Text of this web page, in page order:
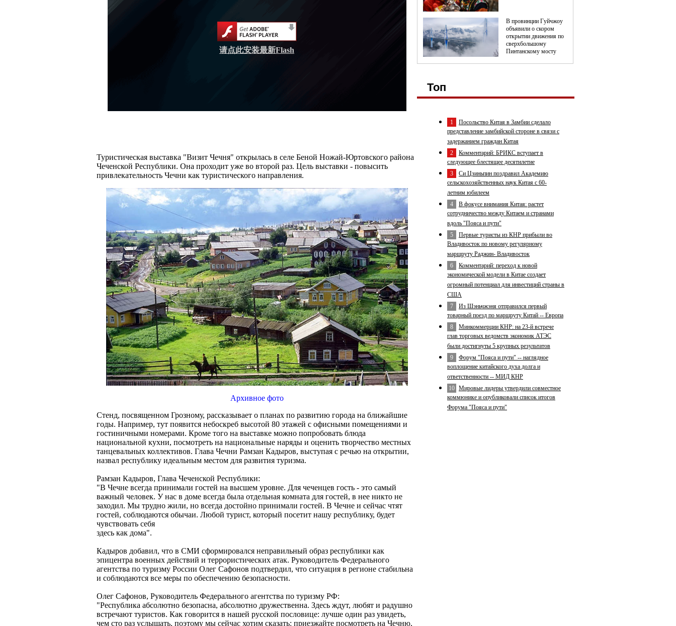
请点此安装最新Flash
Туристическая выставка "Визит Чечня" открылась в селе Беной Ножай-Юртовского района
Чеченской Республики. Она проходит уже во второй раз. Цель выставки - повысить
привлекательность Чечни как туристического направления.
Архивное фото
Стенд, посвященном Грозному, рассказывает о планах по развитию города на ближайшие
годы. Например, тут появится небоскреб высотой 80 этажей с офисными помещениями и
гостиничными номерами. Кроме того на выставке можно попробовать блюда
национальной кухни, посмотреть на национальные наряды и оценить творчество местных
танцевальных коллективов. Глава Чечни Рамзан Кадыров, выступая с речью на открытии,
назвал республику идеальным местом для развития туризма.
Рамзан Кадыров, Глава Чеченской Республики:
"В Чечне всегда принимали гостей на высшем уровне. Для чеченцев гость - это самый
важный человек. У нас в доме всегда была отдельная комната для гостей, в нее никто не
заходил. Мы трудно жили, но всегда достойно принимали гостей. В Чечне и сейчас чтят
гостей, соблюдаются обычаи. Любой турист, который посетит нашу республику, будет
чувствовать себя
здесь как дома".
Кадыров добавил, что в СМИ сформировался неправильный образ республики как
эпицентра военных действий и террористических атак. Руководитель Федерального
агентства по туризму России Олег Сафонов подтвердил, что ситуация в регионе стабильна
и соблюдаются все меры по обеспечению безопасности.
Олег Сафонов, Руководитель Федерального агентства по туризму РФ:
"Республика абсолютно безопасна, абсолютно дружественна. Здесь ждут, любят и радушно
встречают туристов. Как говорится в нашей русской пословице: лучше один раз увидеть,
чем сто раз услышать, поэтому мы сейчас хотим сказать: приезжайте посмотреть на Чечню,
Топ
1 Посольство Китая в Замбии сделало
представление замбийской стороне в связи с
задержанием граждан Китая
2 Комментарий: БРИКС вступает в
следующее блестящее десятилетие
3 Си Цзиньпин поздравил Академию
сельскохозяйственных наук Китая с 60-
летним юбилеем
4 В фокусе внимания Китая: растет
сотрудничество между Китаем и странами
вдоль "Пояса и пути"
5 Первые туристы из КНР прибыли во
Владивосток по новому регулярному
маршруту Раджин- Владивосток
6 Комментарий: переход к новой
экономической модели в Китае создает
огромный потенциал для инвестиций страны в
США
7 Из Шэньчжэня отправился первый
товарный поезд по маршруту Китай -- Европа
8 Минкоммерции КНР: на 23-й встрече
глав торговых ведомств экономик АТЭС
были достигнуты 5 крупных результатов
9 Форум "Пояса и пути" -- наглядное
воплощение китайского духа долга и
ответственности -- МИД КНР
10 Мировые лидеры утвердили совместное
коммюнике и опубликовали список итогов
Форума "Пояса и пути"